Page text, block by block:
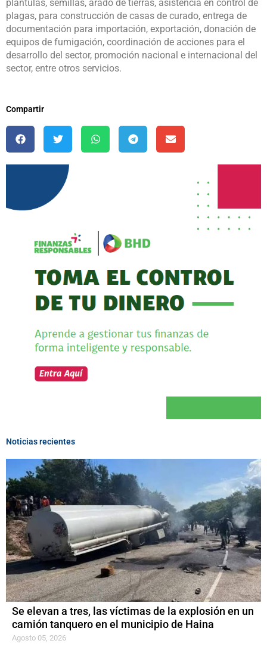
plántulas, semillas, arado de tierras, asistencia en control de
plagas, para construcción de casas de curado, entrega de
documentación para importación, exportación, donación de
equipos de fumigación, coordinación de acciones para el
desarrollo del sector, promoción nacional e internacional del
sector, entre otros servicios.
Compartir
Noticias recientes
Se elevan a tres, las víctimas de la explosión en un
camión tanquero en el municipio de Haina
Agosto 05, 2026